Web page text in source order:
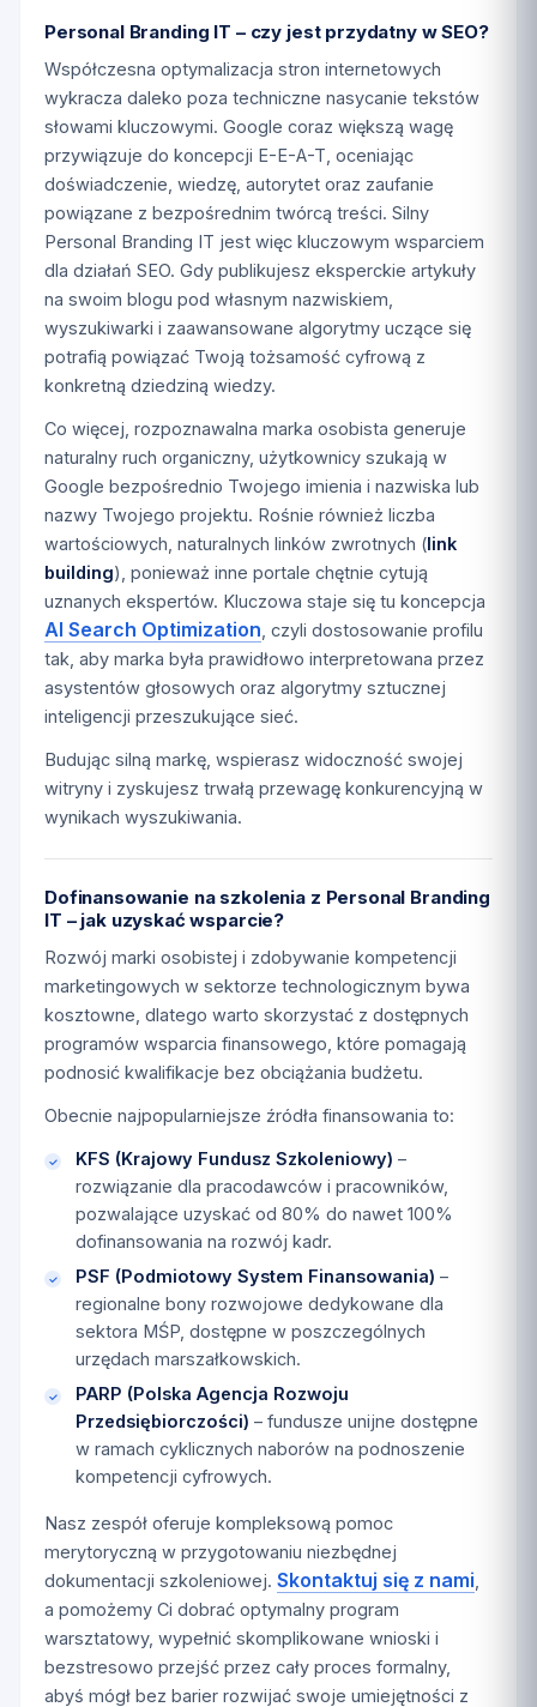
Personal Branding IT – czy jest przydatny w SEO?
Współczesna optymalizacja stron internetowych
wykracza daleko poza techniczne nasycanie tekstów
słowami kluczowymi. Google coraz większą wagę
przywiązuje do koncepcji E-E-A-T, oceniając
doświadczenie, wiedzę, autorytet oraz zaufanie
powiązane z bezpośrednim twórcą treści. Silny
Personal Branding IT jest więc kluczowym wsparciem
dla działań SEO. Gdy publikujesz eksperckie artykuły
na swoim blogu pod własnym nazwiskiem,
wyszukiwarki i zaawansowane algorytmy uczące się
potrafią powiązać Twoją tożsamość cyfrową z
konkretną dziedziną wiedzy.
Co więcej, rozpoznawalna marka osobista generuje
naturalny ruch organiczny, użytkownicy szukają w
Google bezpośrednio Twojego imienia i nazwiska lub
nazwy Twojego projektu. Rośnie również liczba
wartościowych, naturalnych linków zwrotnych (link
building), ponieważ inne portale chętnie cytują
uznanych ekspertów. Kluczowa staje się tu koncepcja
AI Search Optimization , czyli dostosowanie profilu
tak, aby marka była prawidłowo interpretowana przez
asystentów głosowych oraz algorytmy sztucznej
inteligencji przeszukujące sieć.
Budując silną markę, wspierasz widoczność swojej
witryny i zyskujesz trwałą przewagę konkurencyjną w
wynikach wyszukiwania.
Dofinansowanie na szkolenia z Personal Branding
IT – jak uzyskać wsparcie?
Rozwój marki osobistej i zdobywanie kompetencji
marketingowych w sektorze technologicznym bywa
kosztowne, dlatego warto skorzystać z dostępnych
programów wsparcia finansowego, które pomagają
podnosić kwalifikacje bez obciążania budżetu.
Obecnie najpopularniejsze źródła finansowania to:
KFS (Krajowy Fundusz Szkoleniowy) –
rozwiązanie dla pracodawców i pracowników,
pozwalające uzyskać od 80% do nawet 100%
dofinansowania na rozwój kadr.
PSF (Podmiotowy System Finansowania) –
regionalne bony rozwojowe dedykowane dla
sektora MŚP, dostępne w poszczególnych
urzędach marszałkowskich.
PARP (Polska Agencja Rozwoju
Przedsiębiorczości) – fundusze unijne dostępne
w ramach cyklicznych naborów na podnoszenie
kompetencji cyfrowych.
Nasz zespół oferuje kompleksową pomoc
merytoryczną w przygotowaniu niezbędnej
dokumentacji szkoleniowej. Skontaktuj się z nami
a pomożemy Ci dobrać optymalny program
warsztatowy, wypełnić skomplikowane wnioski i
bezstresowo przejść przez cały proces formalny,
abyś mógł bez barier rozwijać swoje umiejętności z